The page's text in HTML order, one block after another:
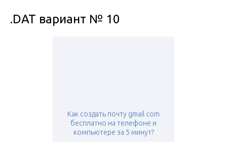
.DAT вариант № 10
Как создать почту gmail com
бесплатно на телефоне и
компьютере за 5 минут?